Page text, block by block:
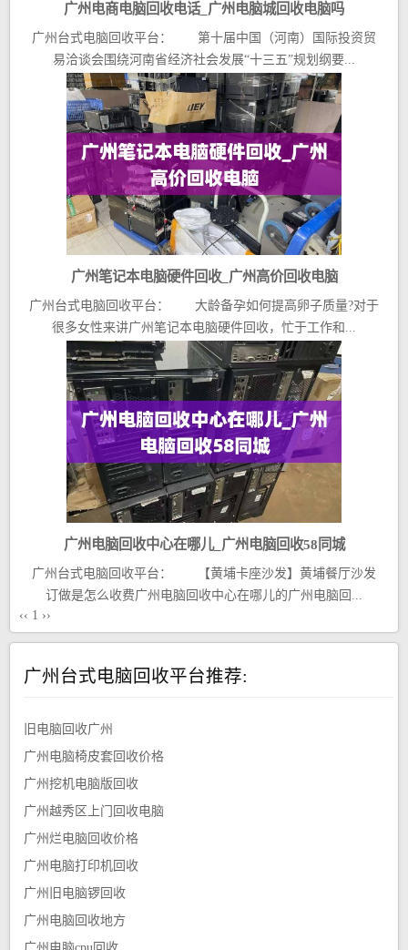
广州电商电脑回收电话_广州电脑城回收电脑吗
广州台式电脑回收平台： 第十届中国（河南）国际投资贸
易洽谈会围绕河南省经济社会发展“十三五”规划纲要...
广州笔记本电脑硬件回收_广州高价回收电脑
广州台式电脑回收平台： 大龄备孕如何提高卵子质量?对于
很多女性来讲广州笔记本电脑硬件回收，忙于工作和...
广州电脑回收中心在哪儿_广州电脑回收58同城
广州台式电脑回收平台： 【黄埔卡座沙发】黄埔餐厅沙发
订做是怎么收费广州电脑回收中心在哪儿的广州电脑回...
‹‹ 1 ››
广州台式电脑回收平台推荐:
旧电脑回收广州
广州电脑椅皮套回收价格
广州挖机电脑版回收
广州越秀区上门回收电脑
广州烂电脑回收价格
广州电脑打印机回收
广州旧电脑锣回收
广州电脑回收地方